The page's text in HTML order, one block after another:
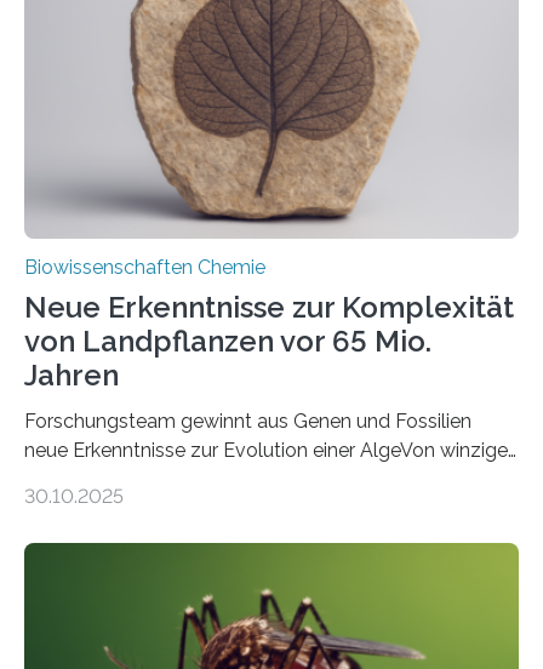
peroxisomalen Proteintransports in der Bäckerhefe
Saccharomyces cerevisiae entdeckt, der für die
Funktionsfähigkeit der Organellen entscheidend ist. Die
Studie wurde am 28. Oktober 2025 in der
Fachzeitschrift…
Biowissenschaften Chemie
Neue Erkenntnisse zur Komplexität
von Landpflanzen vor 65 Mio.
Jahren
Forschungsteam gewinnt aus Genen und Fossilien
neue Erkenntnisse zur Evolution einer AlgeVon winzigen
Landpflanzen zählen zu den komplexesten
Grünalgen, die vor Hunderten von Millionen Jahren
lebten. Unter den Vorfahren sticht eine Gruppe heraus,
die noch heute in der Natur vorkommt: die
30.10.2025